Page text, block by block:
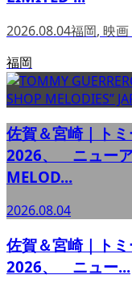
2026.08.04福岡, 映
福岡
佐賀＆宮崎｜ト
2026、 ニューア
MELOD...
2026.08.04
佐賀＆宮崎｜ト
2026、 ニュー...